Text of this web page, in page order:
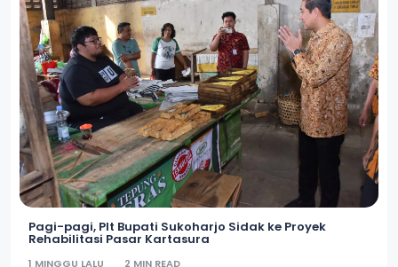
Pagi-pagi, Plt Bupati Sukoharjo Sidak ke Proyek
Rehabilitasi Pasar Kartasura
1 MINGGU LALU 2 MIN READ